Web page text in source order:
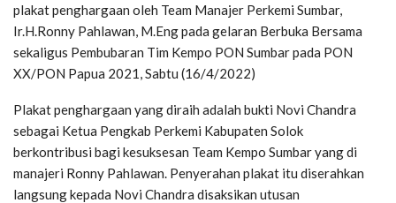
plakat penghargaan oleh Team Manajer Perkemi Sumbar,
Ir.H.Ronny Pahlawan, M.Eng pada gelaran Berbuka Bersama
sekaligus Pembubaran Tim Kempo PON Sumbar pada PON
XX/PON Papua 2021, Sabtu (16/4/2022)
Plakat penghargaan yang diraih adalah bukti Novi Chandra
sebagai Ketua Pengkab Perkemi Kabupaten Solok
berkontribusi bagi kesuksesan Team Kempo Sumbar yang di
manajeri Ronny Pahlawan. Penyerahan plakat itu diserahkan
langsung kepada Novi Chandra disaksikan utusan